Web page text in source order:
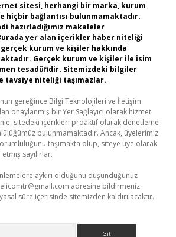
sitesi, herhangi bir marka, kurum
hiçbir bağlantısı bulunmamaktadır.
hazırladığımız makaleler
yer alan içerikler haber niteliği
kurum ve kişiler hakkında
Gerçek kurum ve kişiler ile isim
tesadüfidir. Sitemizdeki bilgiler
tavsiye niteliği taşımazlar.
gereğince Bilgi Teknolojileri ve İletişim
onaylanmış bir Yer Sağlayıcı olarak hizmet
sitedeki içerikleri proaktif olarak denetleme
bulunmamaktadır. Ancak, üyelerimiz
taşımakta olup, siteye üye olarak
sayılırlar.
aykırı olduğunu düşündüğünüz
adresine bildirmeniz
süre içerisinde sitemizden kaldırılacaktır.